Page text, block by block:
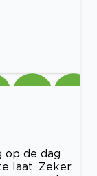
op de dag
laat. Zeker